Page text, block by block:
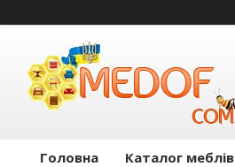
Головна Каталог меблів